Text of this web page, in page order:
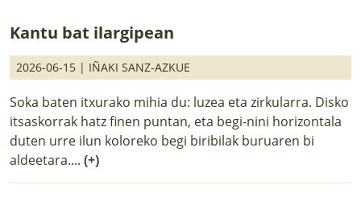
Kantu bat ilargipean
2026-06-15 | IÑAKI SANZ-AZKUE
Soka baten itxurako mihia du: luzea eta zirkularra. Disko
itsaskorrak hatz finen puntan, eta begi-nini horizontala
duten urre ilun koloreko begi biribilak buruaren bi
aldeetara.... (+)